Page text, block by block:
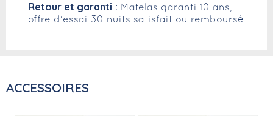
Retour et garanti : Matelas garanti 10 ans,
offre d'essai 30 nuits satisfait ou remboursé
ACCESSOIRES